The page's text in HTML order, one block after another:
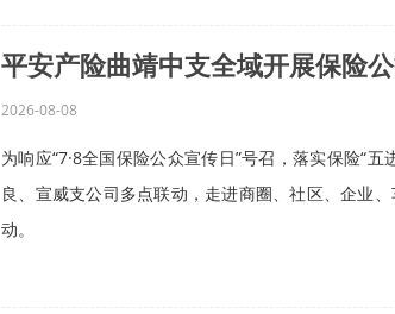
平安产险曲靖中支全域开展保险
2026-08-08
为响应“7·8全国保险公众宣传日”号召，落实保险“
良、宣威支公司多点联动，走进商圈、社区、企业
动。